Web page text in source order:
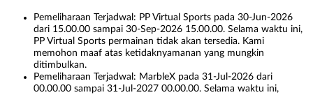
Pemeliharaan Terjadwal: PP Virtual Sports pada 30-Jun-2026
dari 15.00.00 sampai 30-Sep-2026 15.00.00. Selama waktu ini,
PP Virtual Sports permainan tidak akan tersedia. Kami
memohon maaf atas ketidaknyamanan yang mungkin
ditimbulkan.
Pemeliharaan Terjadwal: MarbleX pada 31-Jul-2026 dari
00.00.00 sampai 31-Jul-2027 00.00.00. Selama waktu ini,